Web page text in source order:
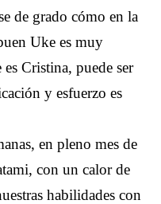
de grado cómo en la
Uke es muy
Cristina, puede ser
y esfuerzo es
en pleno mes de
con un calor de
habilidades con